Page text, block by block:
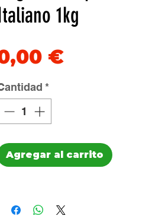
1kg
€Precio
*
Agregar al carrito